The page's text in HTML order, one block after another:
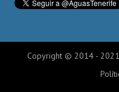
Copyright © 2014 -